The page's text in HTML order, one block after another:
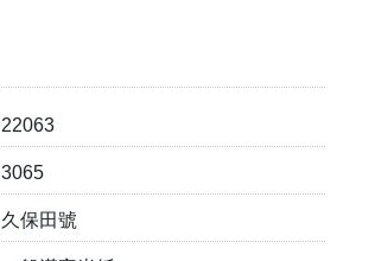
22063
3065
久保田號